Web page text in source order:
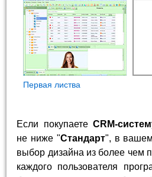
Первая листва
Если покупаете CRM-
не ниже "Стандарт", в
выбор дизайна из более чем
каждого пользователя